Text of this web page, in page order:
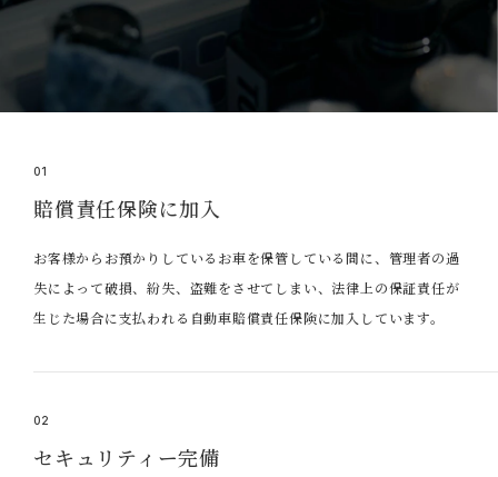
01
賠償責任保険に加入
お客様からお預かりしているお車を保管している間に、管理者の過
失によって破損、紛失、盗難をさせてしまい、法律上の保証責任が
生じた場合に支払われる自動車賠償責任保険に加入しています。
02
セキュリティー完備